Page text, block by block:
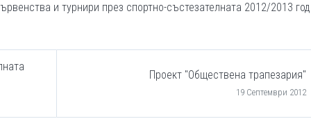
и турнири през спортно-състезателната 2012/2013
Проект "Обществена трапезария"
19 Септември 2012